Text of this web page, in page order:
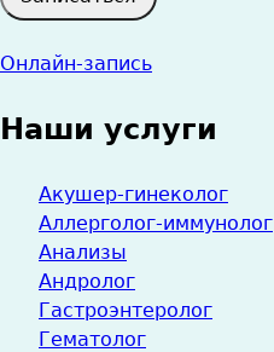
Онлайн-запись
Наши услуги
Акушер-гинеколог
Аллерголог-иммунолог
Анализы
Андролог
Гастроэнтеролог
Гематолог